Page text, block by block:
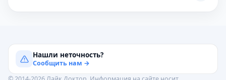
Нашли неточность?
Сообщить нам →